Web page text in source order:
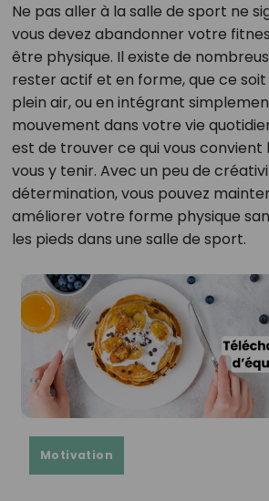
Ne pas aller à la salle de sport ne
vous devez abandonner votre
être physique. Il existe de
rester actif et en forme, que ce soit
plein air, ou en intégrant
mouvement dans votre vie
est de trouver ce qui vous convient
vous y tenir. Avec un peu de
détermination, vous pouvez
améliorer votre forme physique
les pieds dans une salle de sport.
Motivation